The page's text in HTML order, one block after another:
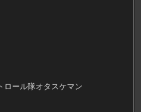
ロール隊オタスケマン